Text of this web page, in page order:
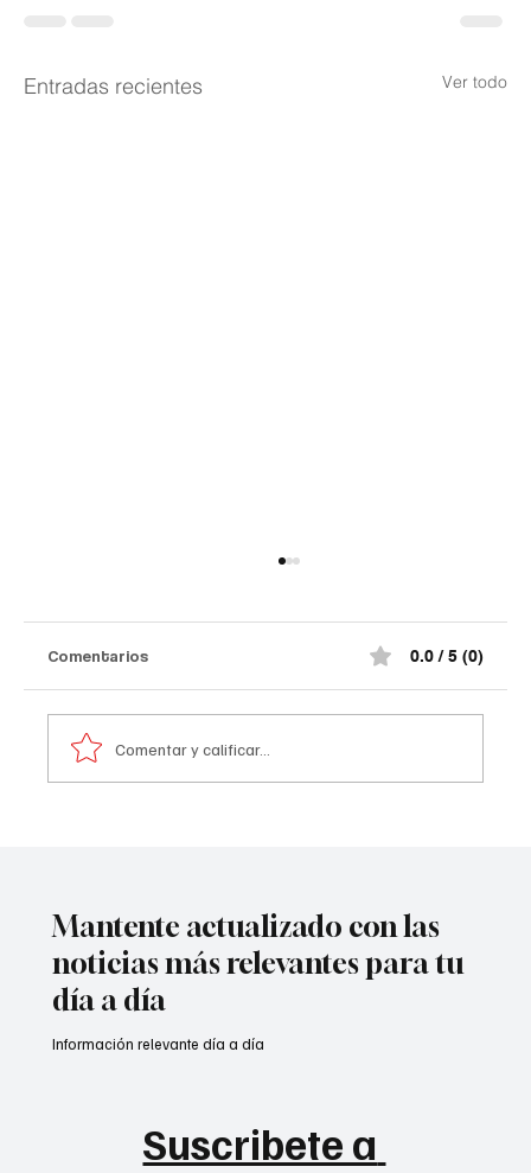
Entradas recientes Ver todo
Comediante señalado de acoso
Comentarios 0.0 / 5 (0)
Comentar y calificar...
Mantente actualizado con las
noticias más relevantes para tu
día a día
Suscribete a
Información relevante día a día